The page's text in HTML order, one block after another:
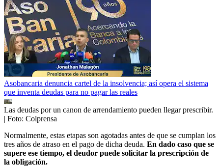
Asobancaria denuncia cartel de la insolvencia; así opera el sistema
que inventa deudas para no pagar las reales
Las deudas por un canon de arrendamiento pueden llegar prescribir.
| Foto: Colprensa
Normalmente, estas etapas son agotadas antes de que se cumplan los
tres años de atraso en el pago de dicha deuda. En dado caso que se
supere ese tiempo, el deudor puede solicitar la prescripción de
la obligación.